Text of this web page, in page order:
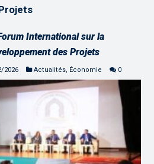
J. Trump Highway”, une parfaite illus
International sur la
des Projets
2026 Actualités, Économie 0